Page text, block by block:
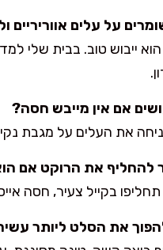
על עלים אווריריים
ייבוש טוב. בבית שלי
אם אין מייבש חסה?
את העלים על מגבת
להחליף את הרוקט אם
בקייל צעיר, חסה
את הסלט ליותר